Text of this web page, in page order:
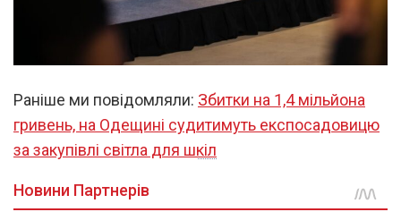
Раніше ми повідомляли: Збитки на 1,4 мільйона
гривень, на Одещині судитимуть експосадовицю
за закупівлі світла для шкіл